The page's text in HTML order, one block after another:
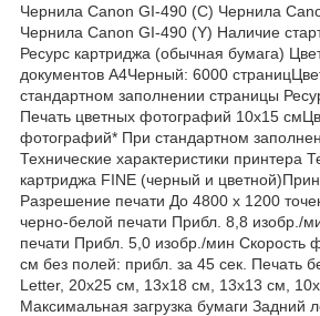
Чернила Canon GI-490 (C) Чернила
Чернила Canon GI-490 (Y) Наличие
Ресурс картриджа (обычная бумага)
документов A4Черный: 6000
стандартном заполнении страницы
Печать цветных фотографий 10x15
фотографий* При стандартном
Технические характеристики принтера
картриджа FINE (черный и
Разрешение печати До 4800 x 1200
черно-белой печати Прибл. 8,8 изобр./
печати Прибл. 5,0 изобр./мин Скорость
см без полей: прибл. за 45 сек. Печать
Letter, 20x25 см, 13x18 см, 13x13 см,
Максимальная загрузка бумаги Задний